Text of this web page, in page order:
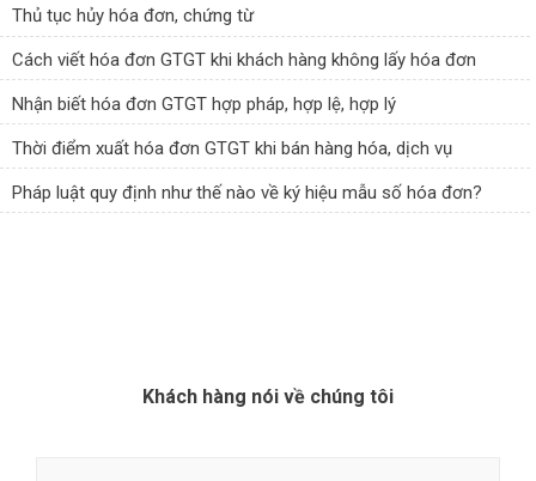
Thủ tục hủy hóa đơn, chứng từ
Cách viết hóa đơn GTGT khi khách hàng không lấy hóa đơn
Nhận biết hóa đơn GTGT hợp pháp, hợp lệ, hợp lý
Thời điểm xuất hóa đơn GTGT khi bán hàng hóa, dịch vụ
Pháp luật quy định như thế nào về ký hiệu mẫu số hóa đơn?
Khách hàng nói về chúng tôi